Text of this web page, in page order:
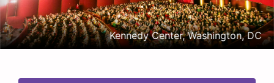
Kennedy Center, Washington, DC